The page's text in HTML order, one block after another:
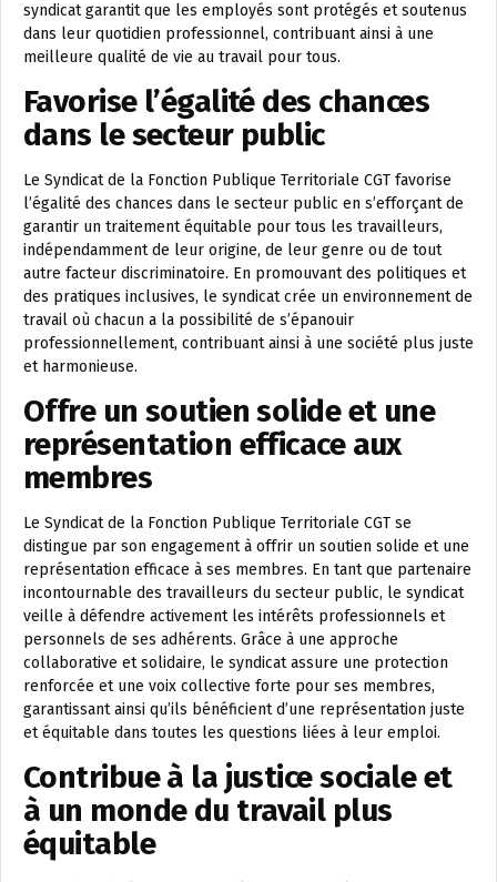
syndicat garantit que les employés sont protégés et soutenus
dans leur quotidien professionnel, contribuant ainsi à une
meilleure qualité de vie au travail pour tous.
Favorise l’égalité des chances
dans le secteur public
Le Syndicat de la Fonction Publique Territoriale CGT favorise
l’égalité des chances dans le secteur public en s’efforçant de
garantir un traitement équitable pour tous les travailleurs,
indépendamment de leur origine, de leur genre ou de tout
autre facteur discriminatoire. En promouvant des politiques et
des pratiques inclusives, le syndicat crée un environnement de
travail où chacun a la possibilité de s’épanouir
professionnellement, contribuant ainsi à une société plus juste
et harmonieuse.
Offre un soutien solide et une
représentation efficace aux
membres
Le Syndicat de la Fonction Publique Territoriale CGT se
distingue par son engagement à offrir un soutien solide et une
représentation efficace à ses membres. En tant que partenaire
incontournable des travailleurs du secteur public, le syndicat
veille à défendre activement les intérêts professionnels et
personnels de ses adhérents. Grâce à une approche
collaborative et solidaire, le syndicat assure une protection
renforcée et une voix collective forte pour ses membres,
garantissant ainsi qu’ils bénéficient d’une représentation juste
et équitable dans toutes les questions liées à leur emploi.
Contribue à la justice sociale et
à un monde du travail plus
équitable